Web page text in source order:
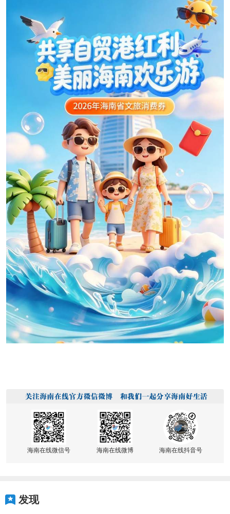
海南在线微信号 海南在线微博 海南在线抖音号
发现